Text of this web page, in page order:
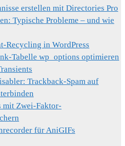
erstellen mit Directories Pro
Typische Probleme – und wie
Recycling in WordPress
Tabelle wp_options optimieren
Trackback-Spam auf
mit Zwei-Faktor-
für AniGIFs